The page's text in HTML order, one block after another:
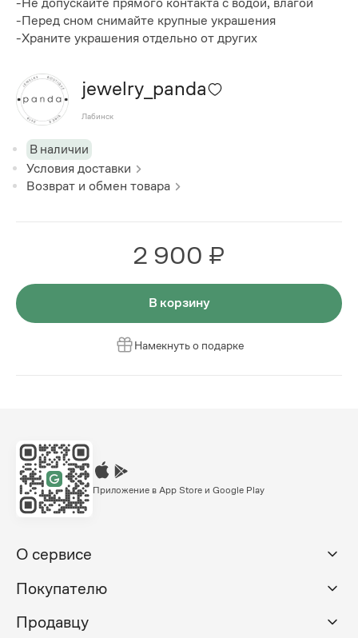
-Перед сном снимайте крупные украшения
-Храните украшения отдельно от других
jewelry_panda
Лабинск
В наличии
Условия доставки
Возврат и обмен товара
2 900 ₽
В корзину
Намекнуть о подарке
Приложение в App Store и Google Play
О сервисе
Покупателю
Продавцу